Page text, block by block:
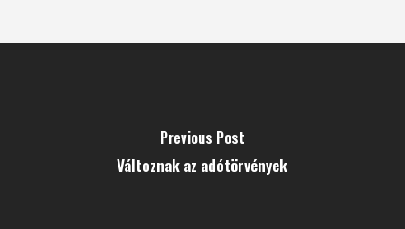
Previous Post
Változnak az adótörvények